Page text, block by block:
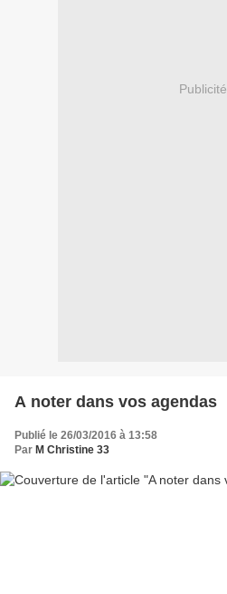
Publicité
A noter dans vos agendas
Publié le 26/03/2016 à 13:58
Par M Christine 33